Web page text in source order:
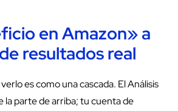
en Amazon» a
resultados real
es como una cascada. El Análisis
la parte de arriba; tu cuenta de